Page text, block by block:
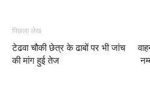
पिछला लेख
टेढवा चौकी छेत्र के ढाबों पर भी जांच
की मांग हुई तेज